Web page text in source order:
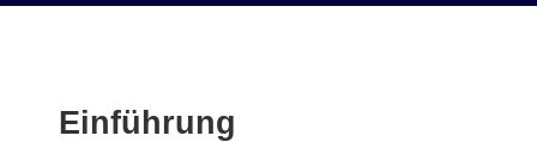
Einführung